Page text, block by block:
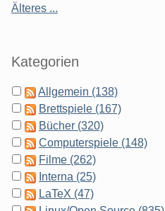
Älteres ...
Kategorien
Allgemein (138)
Brettspiele (167)
Bücher (320)
Computerspiele (148)
Filme (262)
Interna (25)
LaTeX (47)